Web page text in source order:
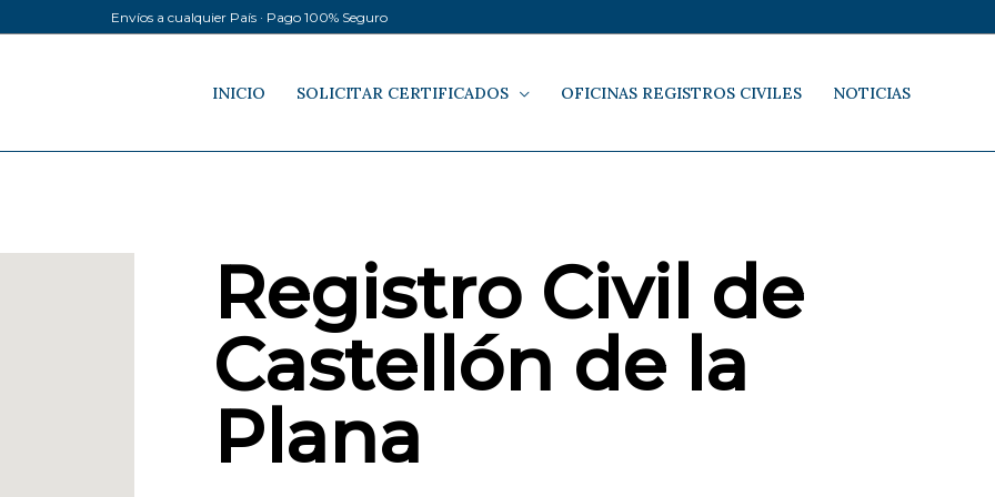
Envíos a cualquier País · Pago 100% Seguro
INICIO SOLICITAR CERTIFICADOS OFICINAS REGISTROS CIVILES NOTICIAS
Registro Civil de
Castellón de la
Plana